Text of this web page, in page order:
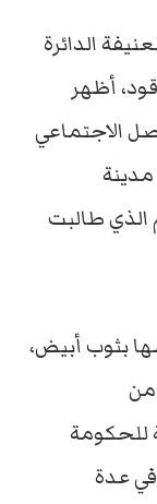
الدائرة
أظهر
الاجتماعي
الذي طالبت
بثوب أبيض،
من
للحكومة
عدة